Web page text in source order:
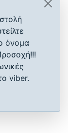
όνομα
viber.